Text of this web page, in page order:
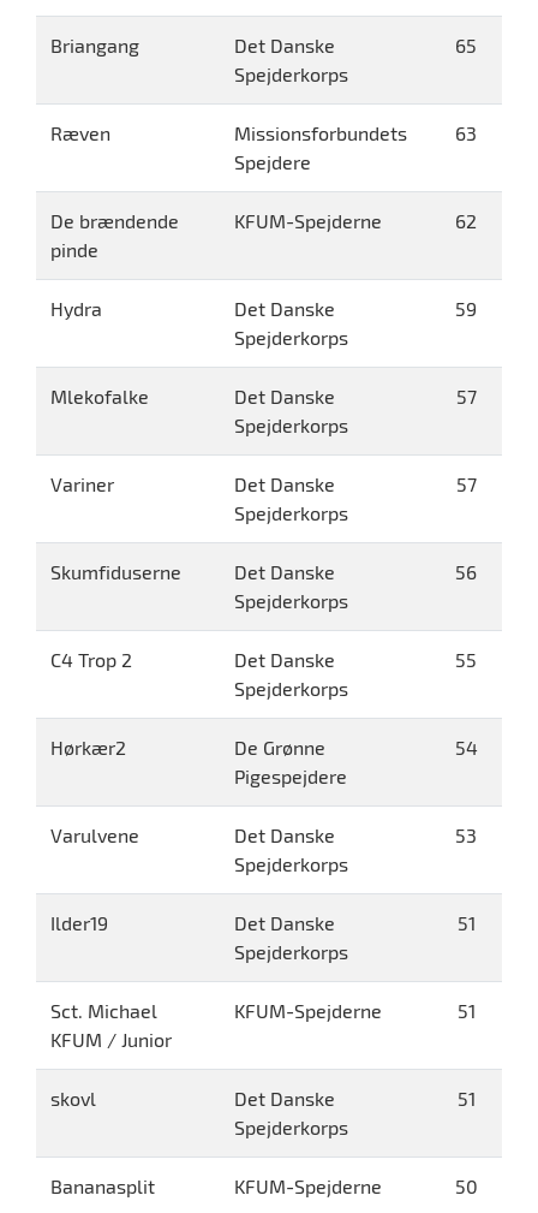
Briangang
Det Danske
Spejderkorps
65
Ræven
Missionsforbundets
Spejdere
63
De brændende
pinde
KFUM-Spejderne 62
Hydra
Det Danske
Spejderkorps
59
Mlekofalke
Det Danske
Spejderkorps
57
Variner
Det Danske
Spejderkorps
57
Skumfiduserne
Det Danske
Spejderkorps
56
C4 Trop 2
Det Danske
Spejderkorps
55
Hørkær2
De Grønne
Pigespejdere
54
Varulvene
Det Danske
Spejderkorps
53
Ilder19
Det Danske
Spejderkorps
51
Sct. Michael
KFUM / Junior
KFUM-Spejderne 51
skovl
Det Danske
Spejderkorps
51
Bananasplit KFUM-Spejderne 50